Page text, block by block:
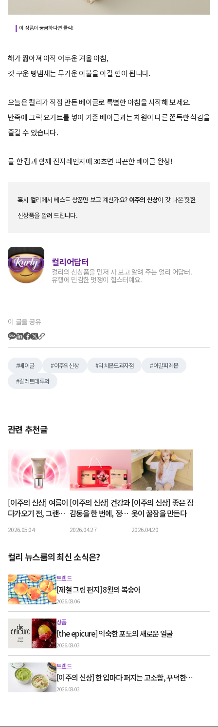
이 상품이 궁금하다면 클릭!
해가 짧아져 아직 어두운 겨울 아침,
갓 구운 빵냄새는 무거운 이불을 이길 힘이 됩니다.
오늘은 컬리가 직접 만든 베이글로 특별한 아침을 시작해 보세요.
반죽에 그릭 요거트를 넣어 기존 베이글과는 차원이 다른 쫀득한 식감을
즐길 수 있습니다.
물 한 컵과 함께 전자레인지에 30초면 따끈한 베이글 완성!
혹시 컬리에서 베스트 상품만 보고 계신가요? 이주의 신상이 갓 나온 핫한
신상품을 알려 드립니다.
컬리어답터
컬리의 신상품을 먼저 사 보고 알려 주는 얼리 어답터.
유행에 민감한 멋쟁이 힙스터예요.
이 글을 공유
베이글 이주의신상 리치몬드과자점
아말피레몬
갈레트데루와
관련 추천글
[이주의 신상] 여름이
다가오기 전, 그랜드
매하기
2026.05.04
[이주의 신상] 건강과
감동을 한 번에, 정관
2026.04.27
[이주의 신상] 좋은 잠
옷이 꿀잠을 만든다
2026.04.20
컬리 뉴스룸의 최신 소식은?
트렌드
[제철 그림 편지] 8월의 복숭아
2026.08.06
상품
[the epicure] 익숙한 포도의 새로운 얼굴
2026.08.03
트렌드
[이주의 신상] 한 입마다 퍼지는 고소함, 꾸덕한
그릭요거트와 우유 디저트
2026.08.03